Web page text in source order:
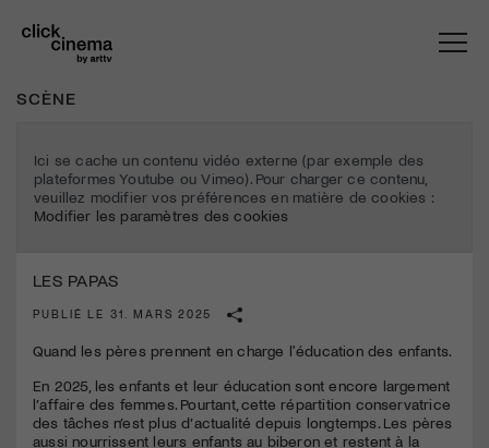
SCÈNE
Ici se cache un contenu vidéo externe (par exemple des
plateformes Youtube ou Vimeo). Pour charger ce contenu,
veuillez modifier vos préférences en matière de cookies :
Modifier les paramètres des cookies
LES PAPAS
PUBLIÉ LE 31. MARS 2025
Quand les pères prennent en charge l'éducation des enfants.
En 2025, les enfants et leur éducation sont encore largement
l’affaire des femmes. Pourtant, cette répartition conservatrice
des tâches n’est plus d’actualité depuis longtemps. Les pères
aussi nourrissent leurs enfants au biberon et restent à la